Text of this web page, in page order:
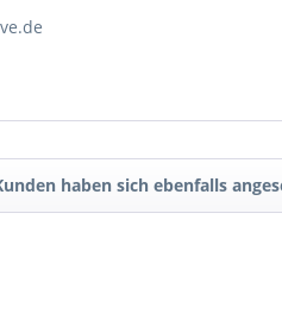
haben sich ebenfalls